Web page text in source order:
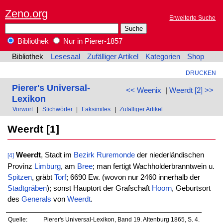
Zeno.org Erweiterte Suche
Bibliothek
Nur in Pierer-1857
Bibliothek
Lesesaal Zufälliger Artikel Kategorien Shop
DRUCKEN
<< Weenix | Weerdt [2] >>
Pierer's Universal-
Lexikon
Vorwort Stichwörter Faksimiles Zufälliger Artikel
Weerdt [1]
[4] Weerdt, Stadt im Bezirk Ruremondeder niederländischen
Provinz Limburg, am Bree; man fertigt Wachholderbranntwein u.
Spitzen, gräbt Torf; 6690 Ew. (wovon nur 2460 innerhalb der
Stadtgräben); sonst Hauptort der Grafschaft Hoorn, Geburtsort
des Generals von Weerdt.
Quelle:
Pierer's Universal-Lexikon, Band 19. Altenburg 1865, S. 4.